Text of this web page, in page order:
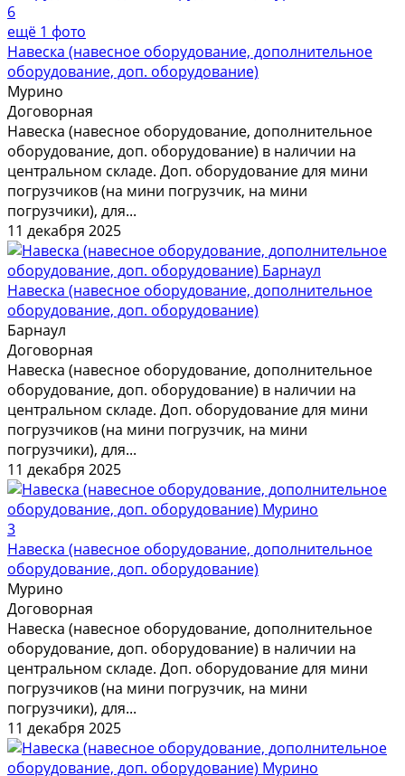
6
ещё 1 фото
Навеска (навесное оборудование, дополнительное
оборудование, доп. оборудование)
Мурино
Договорная
Навеска (навесное оборудование, дополнительное
оборудование, доп. оборудование) в наличии на
центральном складе. Доп. оборудование для мини
погрузчиков (на мини погрузчик, на мини
погрузчики), для...
11 декабря 2025
Навеска (навесное оборудование, дополнительное
оборудование, доп. оборудование)
Барнаул
Договорная
Навеска (навесное оборудование, дополнительное
оборудование, доп. оборудование) в наличии на
центральном складе. Доп. оборудование для мини
погрузчиков (на мини погрузчик, на мини
погрузчики), для...
11 декабря 2025
3
Навеска (навесное оборудование, дополнительное
оборудование, доп. оборудование)
Мурино
Договорная
Навеска (навесное оборудование, дополнительное
оборудование, доп. оборудование) в наличии на
центральном складе. Доп. оборудование для мини
погрузчиков (на мини погрузчик, на мини
погрузчики), для...
11 декабря 2025